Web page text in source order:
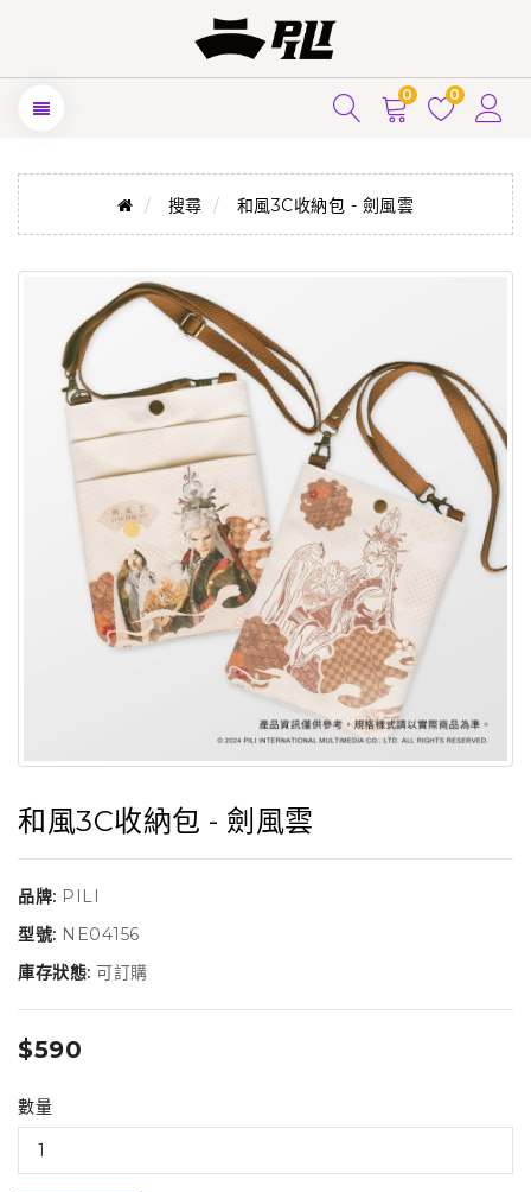
0 0
搜尋 和風3C收納包 - 劍風雲
和風3C收納包 - 劍風雲
品牌: PILI
型號: NE04156
庫存狀態: 可訂購
$590
數量